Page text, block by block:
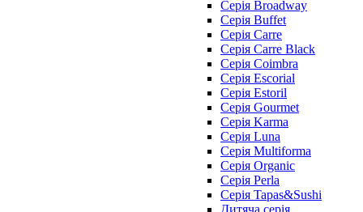
Серія Broadway
Серія Buffet
Серія Carre
Серія Carre Black
Серія Coimbra
Серія Escorial
Серія Estoril
Серія Gourmet
Серія Karma
Серія Luna
Серія Multiforma
Серія Organic
Серія Perla
Серія Tapas&Sushi
Дитяча серія